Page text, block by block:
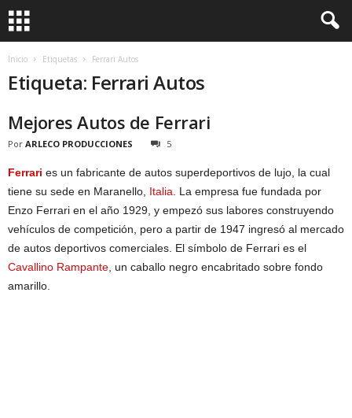
Inicio Etiquetas Ferrari Autos
Etiqueta: Ferrari Autos
Mejores Autos de Ferrari
Por ARLECO PRODUCCIONES 5
Ferrari es un fabricante de autos superdeportivos de lujo, la cual
tiene su sede en Maranello, Italia . La empresa fue fundada por
Enzo Ferrari en el año 1929, y empezó sus labores construyendo
vehículos de competición, pero a partir de 1947 ingresó al mercado
de autos deportivos comerciales. El símbolo de Ferrari es el
Cavallino Rampante , un caballo negro encabritado sobre fondo
amarillo.